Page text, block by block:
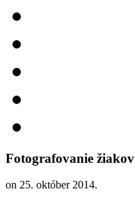
Fotografovanie žiakov
on 25. október 2014.